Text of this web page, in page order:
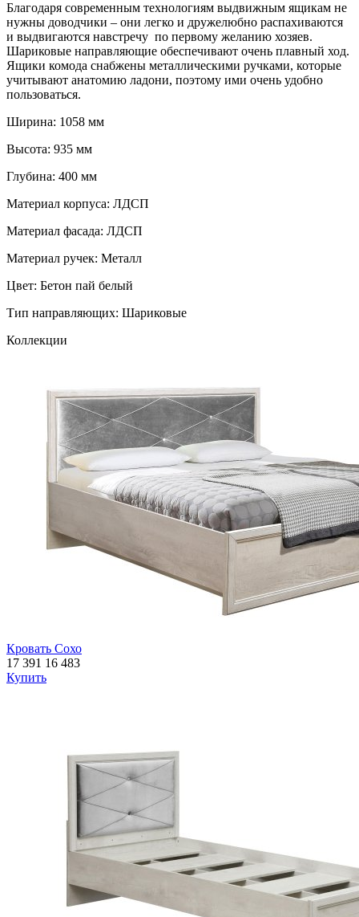
Благодаря современным технологиям выдвижным ящикам не
нужны доводчики – они легко и дружелюбно распахиваются
и выдвигаются навстречу по первому желанию хозяев.
Шариковые направляющие обеспечивают очень плавный ход.
Ящики комода снабжены металлическими ручками, которые
учитывают анатомию ладони, поэтому ими очень удобно
пользоваться.
Ширина: 1058 мм
Высота: 935 мм
Глубина: 400 мм
Материал корпуса: ЛДСП
Материал фасада: ЛДСП
Материал ручек: Металл
Цвет: Бетон пай белый
Тип направляющих: Шариковые
Коллекции
Кровать Сохо
17 391 16 483
Купить